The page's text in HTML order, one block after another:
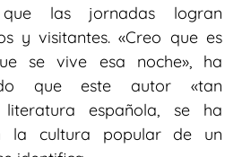
las jornadas logran
y visitantes. «Creo que es
se vive esa noche», ha
que este autor «tan
española, se ha
la cultura popular de un